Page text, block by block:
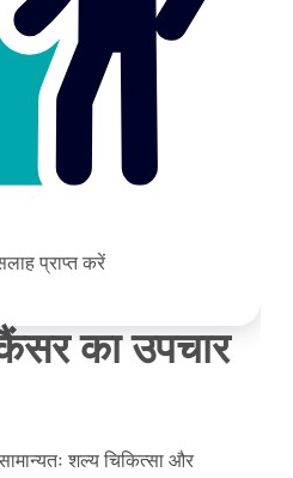
प्राप्त करें
का उपचार
शल्य चिकित्सा और